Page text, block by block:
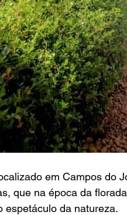
em Campos do
que na época da
espetáculo da natureza.